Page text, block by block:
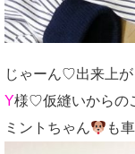
じゃーん♡出来上
Y様♡仮縫いからの
ミントちゃん
も